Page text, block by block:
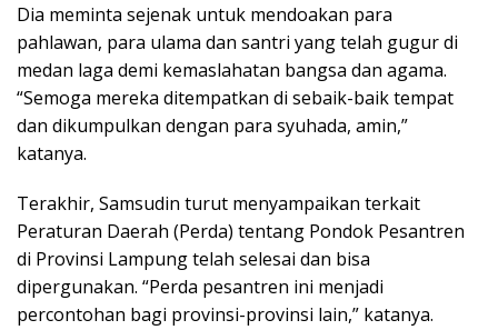
Dia meminta sejenak untuk mendoakan para
pahlawan, para ulama dan santri yang telah gugur di
medan laga demi kemaslahatan bangsa dan agama.
“Semoga mereka ditempatkan di sebaik-baik tempat
dan dikumpulkan dengan para syuhada, amin,”
katanya.
Terakhir, Samsudin turut menyampaikan terkait
Peraturan Daerah (Perda) tentang Pondok Pesantren
di Provinsi Lampung telah selesai dan bisa
dipergunakan. “Perda pesantren ini menjadi
percontohan bagi provinsi-provinsi lain,” katanya.